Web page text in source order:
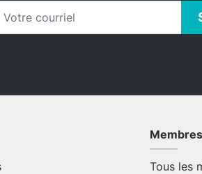
Membres
Tous les